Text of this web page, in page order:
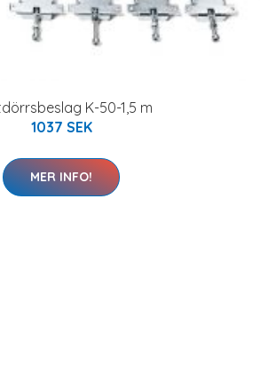
K-50-1,5 m
1037 SEK
MER INFO!